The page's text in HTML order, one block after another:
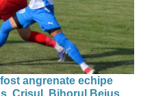
angrenate echipe
Crișul, Bihorul Beiuș,